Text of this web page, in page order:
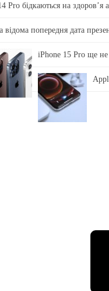
Pro бідкаються на здоровʼя
відома попередня дата
iPhone 15 Pro ще